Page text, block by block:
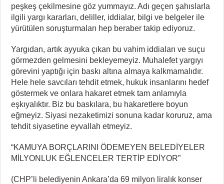
peşkeş çekilmesine göz yummayız. Adı geçen şahıslarla
ilgili yargı kararları, deliller, iddialar, bilgi ve belgeler ile
yürütülen soruşturmaları hep beraber takip ediyoruz.
Yargıdan, artık ayyuka çıkan bu vahim iddiaları ve suçu
görmezden gelmesini bekleyemeyiz. Muhalefet yargıyı
görevini yaptığı için baskı altına almaya kalkmamalıdır.
Hele hele savcıları tehdit etmek, hukuk insanlarını hedef
göstermek ve onlara hakaret etmek tam anlamıyla
eşkıyalıktır. Biz bu baskılara, bu hakaretlere boyun
eğmeyiz. Siyasi nezaketimizi sonuna kadar koruruz, ama
tehdit siyasetine eyvallah etmeyiz.
“KAMUYA BORÇLARINI ÖDEMEYEN BELEDİYELER
MİLYONLUK EĞLENCELER TERTİP EDİYOR”
(CHP’li belediyenin Ankara’da 69 milyon liralık konser